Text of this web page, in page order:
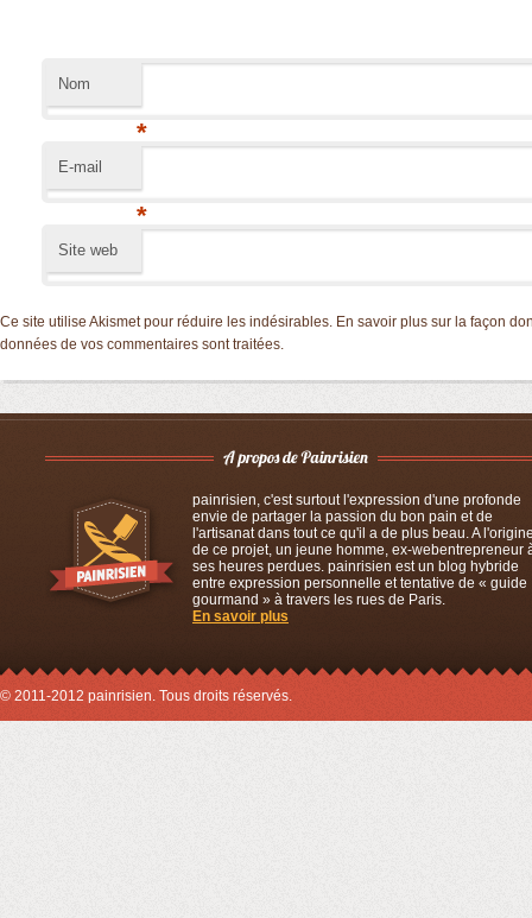
Nom
*
E-mail
*
Site web
Ce site utilise Akismet pour réduire les indésirables. En savoir plus sur la façon
données de vos commentaires sont traitées.
painrisien, c'est surtout l'expression d'une profonde
envie de partager la passion du bon pain et de
l'artisanat dans tout ce qu'il a de plus beau. A
de ce projet, un jeune homme, ex-webentrepreneur
ses heures perdues. painrisien est un blog hybride
entre expression personnelle et tentative de « guide
gourmand » à travers les rues de Paris.
En savoir plus
© 2011-2012 painrisien. Tous droits réservés.